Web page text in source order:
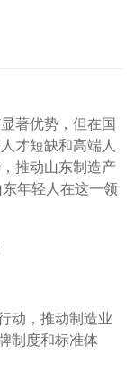
著优势，但在国
才短缺和高端人
推动山东制造产
年轻人在这一领
动，推动制造业
制度和标准体